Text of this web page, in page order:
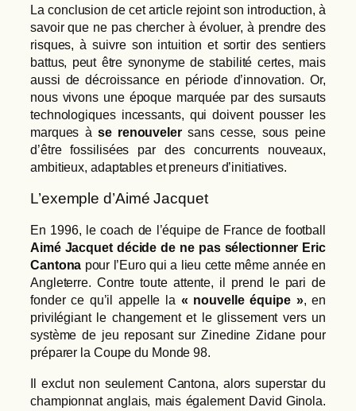
La conclusion de cet article rejoint son introduction, à
savoir que ne pas chercher à évoluer, à prendre des
risques, à suivre son intuition et sortir des sentiers
battus, peut être synonyme de stabilité certes, mais
aussi de décroissance en période d’innovation. Or,
nous vivons une époque marquée par des sursauts
technologiques incessants, qui doivent pousser les
marques à se renouvelersans cesse, sous peine
d’être fossilisées par des concurrents nouveaux,
ambitieux, adaptables et preneurs d’initiatives.
L’exemple d’Aimé Jacquet
En 1996, le coach de l’équipe de France de football
Aimé Jacquet décide de ne pas sélectionner Eric
Cantona pour l’Euro qui a lieu cette même année en
Angleterre. Contre toute attente, il prend le pari de
fonder ce qu’il appelle la « nouvelle équipe », en
privilégiant le changement et le glissement vers un
système de jeu reposant sur Zinedine Zidane pour
préparer la Coupe du Monde 98.
Il exclut non seulement Cantona, alors superstar du
championnat anglais, mais également David Ginola.